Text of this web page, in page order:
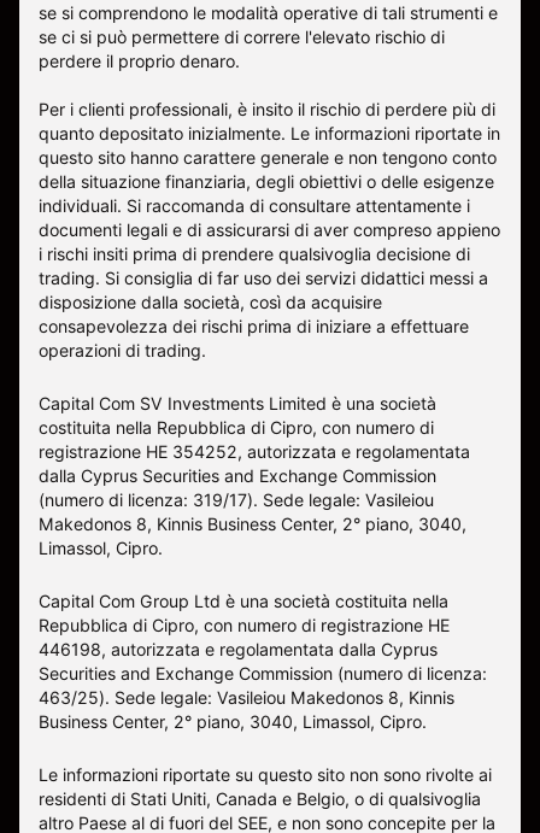
se si comprendono le modalità operative di tali strumenti e
se ci si può permettere di correre l'elevato rischio di
perdere il proprio denaro.
Per i clienti professionali, è insito il rischio di perdere più di
quanto depositato inizialmente. Le informazioni riportate in
questo sito hanno carattere generale e non tengono conto
della situazione finanziaria, degli obiettivi o delle esigenze
individuali. Si raccomanda di consultare attentamente i
documenti legali e di assicurarsi di aver compreso appieno
i rischi insiti prima di prendere qualsivoglia decisione di
trading. Si consiglia di far uso dei servizi didattici messi a
disposizione dalla società, così da acquisire
consapevolezza dei rischi prima di iniziare a effettuare
operazioni di trading.
Capital Com SV Investments Limited è una società
costituita nella Repubblica di Cipro, con numero di
registrazione HE 354252, autorizzata e regolamentata
dalla Cyprus Securities and Exchange Commission
(numero di licenza: 319/17). Sede legale: Vasileiou
Makedonos 8, Kinnis Business Center, 2° piano, 3040,
Limassol, Cipro.
Capital Com Group Ltd è una società costituita nella
Repubblica di Cipro, con numero di registrazione ΗΕ
446198, autorizzata e regolamentata dalla Cyprus
Securities and Exchange Commission (numero di licenza:
463/25). Sede legale: Vasileiou Makedonos 8, Kinnis
Business Center, 2° piano, 3040, Limassol, Cipro.
Le informazioni riportate su questo sito non sono rivolte ai
residenti di Stati Uniti, Canada e Belgio, o di qualsivoglia
altro Paese al di fuori del SEE, e non sono concepite per la